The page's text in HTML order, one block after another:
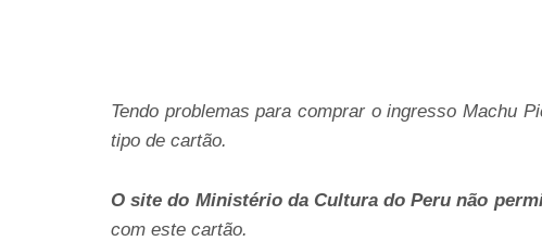
Tendo problemas para comprar o ingresso Machu
tipo de cartão.
O site do Ministério da Cultura do Peru não
com este cartão.